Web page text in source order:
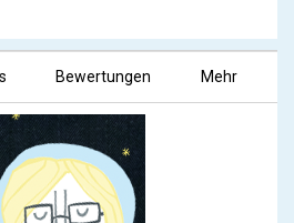
Bewertungen Mehr